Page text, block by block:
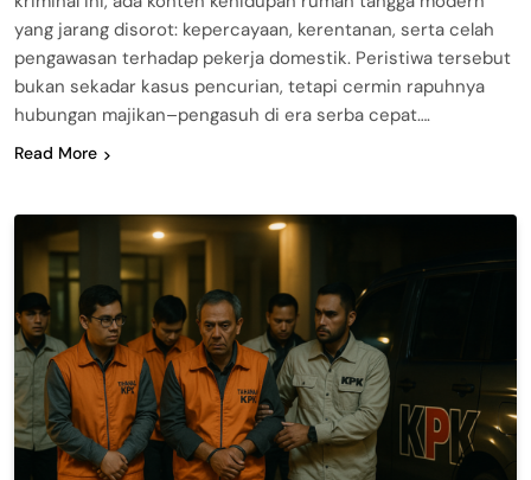
yang jarang disorot: kepercayaan, kerentanan, serta celah
pengawasan terhadap pekerja domestik. Peristiwa tersebut
bukan sekadar kasus pencurian, tetapi cermin rapuhnya
hubungan majikan–pengasuh di era serba cepat….
Read More